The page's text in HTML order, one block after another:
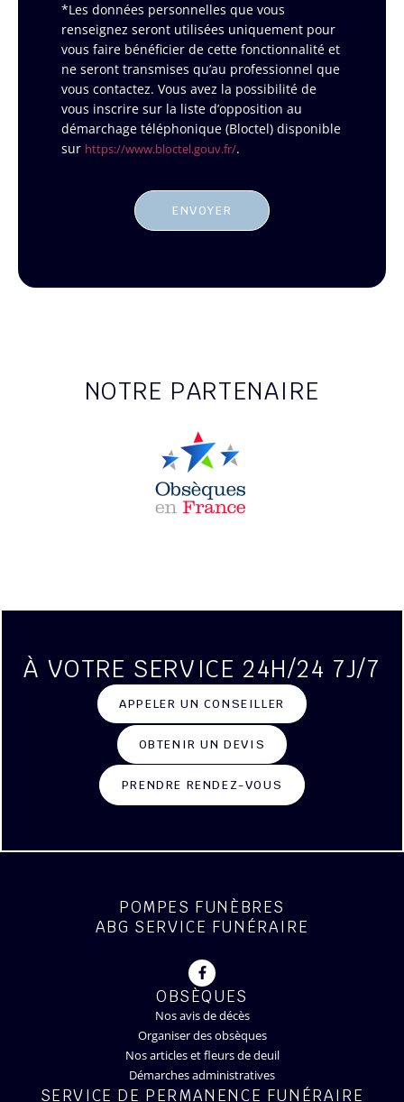
*Les données personnelles que vous
renseignez seront utilisées uniquement pour
vous faire bénéficier de cette fonctionnalité et
ne seront transmises qu’au professionnel que
vous contactez. Vous avez la possibilité de
vous inscrire sur la liste d’opposition au
démarchage téléphonique (Bloctel) disponible
sur https://www.bloctel.gouv.fr/.
NOTRE PARTENAIRE
À VOTRE SERVICE 24H/24 7J/7
APPELER UN CONSEILLER
OBTENIR UN DEVIS
PRENDRE RENDEZ-VOUS
POMPES FUNÈBRES
ABG SERVICE FUNÉRAIRE
OBSÈQUES
Nos avis de décès
Organiser des obsèques
Nos articles et fleurs de deuil
Démarches administratives
SERVICE DE PERMANENCE FUNÉRAIRE